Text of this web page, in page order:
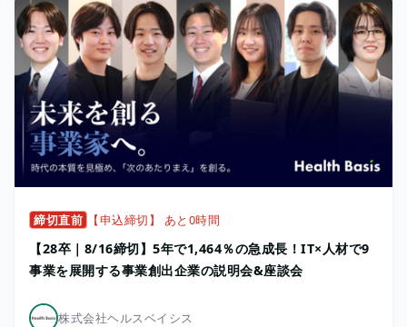
締切直前 【申込締切】 あと0時間
【28卒｜8/16締切】5年で1,464％の急成長！IT×人材で9
事業を展開する事業創出企業の説明会&座談会
株式会社ヘルスベイシス